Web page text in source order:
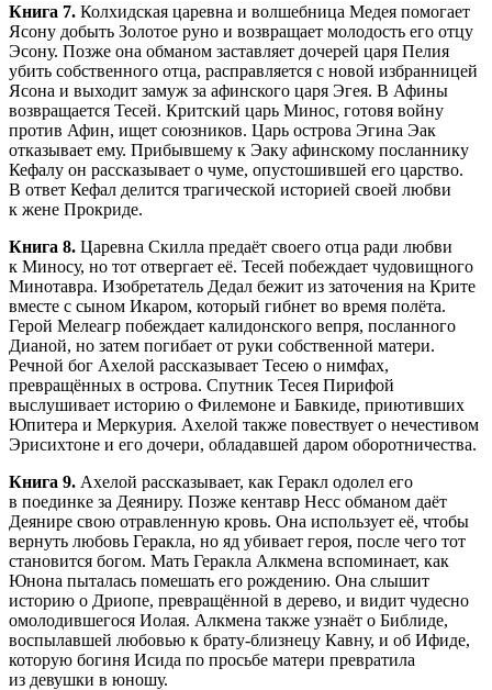
Книга 7. Колхидская царевна и волшебница Медея помогает
Ясону добыть Золотое руно и возвращает молодость его отцу
Эсону. Позже она обманом заставляет дочерей царя Пелия
убить собственного отца, расправляется с новой избранницей
Ясона и выходит замуж за афинского царя Эгея. В Афины
возвращается Тесей. Критский царь Минос, готовя войну
против Афин, ищет союзников. Царь острова Эгина Эак
отказывает ему. Прибывшему к Эаку афинскому посланнику
Кефалу он рассказывает о чуме, опустошившей его царство.
В ответ Кефал делится трагической историей своей любви
к жене Прокриде.
Книга 8. Царевна Скилла предаёт своего отца ради любви
к Миносу, но тот отвергает её. Тесей побеждает чудовищного
Минотавра. Изобретатель Дедал бежит из заточения на Крите
вместе с сыном Икаром, который гибнет во время полёта.
Герой Мелеагр побеждает калидонского вепря, посланного
Дианой, но затем погибает от руки собственной матери.
Речной бог Ахелой рассказывает Тесею о нимфах,
превращённых в острова. Спутник Тесея Пирифой
выслушивает историю о Филемоне и Бавкиде, приютивших
Юпитера и Меркурия. Ахелой также повествует о нечестивом
Эрисихтоне и его дочери, обладавшей даром оборотничества.
Книга 9. Ахелой рассказывает, как Геракл одолел его
в поединке за Деяниру. Позже кентавр Несс обманом даёт
Деянире свою отравленную кровь. Она использует её, чтобы
вернуть любовь Геракла, но яд убивает героя, после чего тот
становится богом. Мать Геракла Алкмена вспоминает, как
Юнона пыталась помешать его рождению. Она слышит
историю о Дриопе, превращённой в дерево, и видит чудесно
омолодившегося Иолая. Алкмена также узнаёт о Библиде,
воспылавшей любовью к брату-близнецу Кавну, и об Ифиде,
которую богиня Исида по просьбе матери превратила
из девушки в юношу.